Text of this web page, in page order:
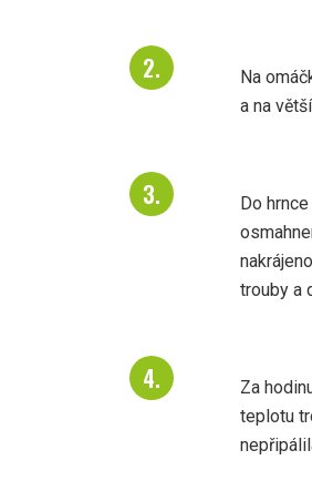
Na
a na
Do
trouby a
Za
teplotu